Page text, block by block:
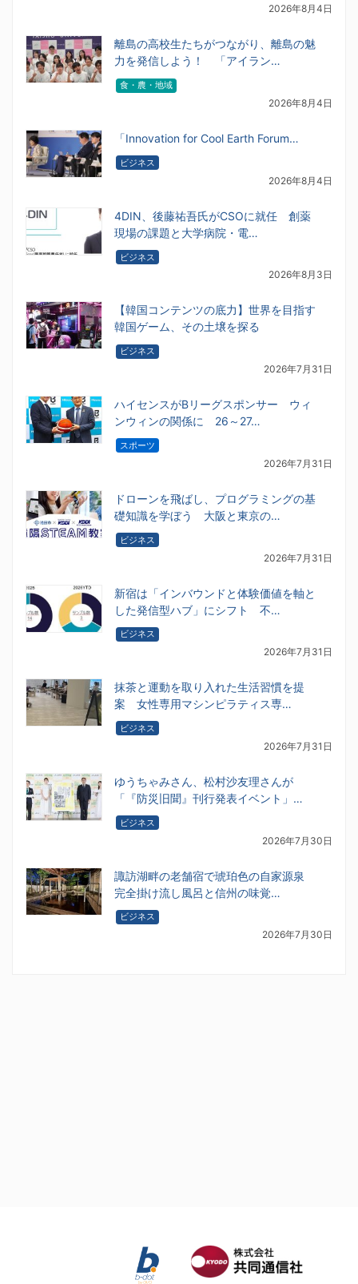
2026年8月4日
離島の高校生たちがつながり、離島の魅
力を発信しよう！ 「アイラン…
食・農・地域
2026年8月4日
「Innovation for Cool Earth Forum…
ビジネス
2026年8月4日
4DIN、後藤祐吾氏がCSOに就任 創薬
現場の課題と大学病院・電…
ビジネス
2026年8月3日
【韓国コンテンツの底力】世界を目指す
韓国ゲーム、その土壌を探る
ビジネス
2026年7月31日
ハイセンスがBリーグスポンサー ウィ
ンウィンの関係に 26～27…
スポーツ
2026年7月31日
ドローンを飛ばし、プログラミングの基
礎知識を学ぼう 大阪と東京の…
ビジネス
2026年7月31日
新宿は「インバウンドと体験価値を軸と
した発信型ハブ」にシフト 不…
ビジネス
2026年7月31日
抹茶と運動を取り入れた生活習慣を提
案 女性専用マシンピラティス専…
ビジネス
2026年7月31日
ゆうちゃみさん、松村沙友理さんが
「『防災旧聞』刊行発表イベント」…
ビジネス
2026年7月30日
諏訪湖畔の老舗宿で琥珀色の自家源泉
完全掛け流し風呂と信州の味覚…
ビジネス
2026年7月30日